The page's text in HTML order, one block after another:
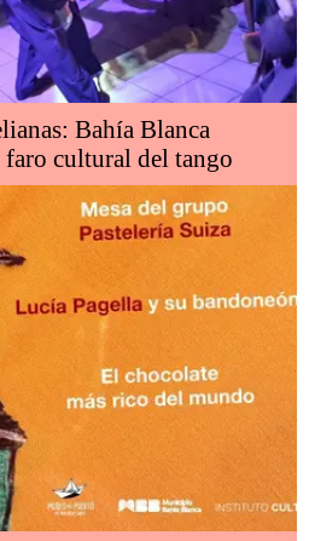
Bahía Blanca
cultural del tango